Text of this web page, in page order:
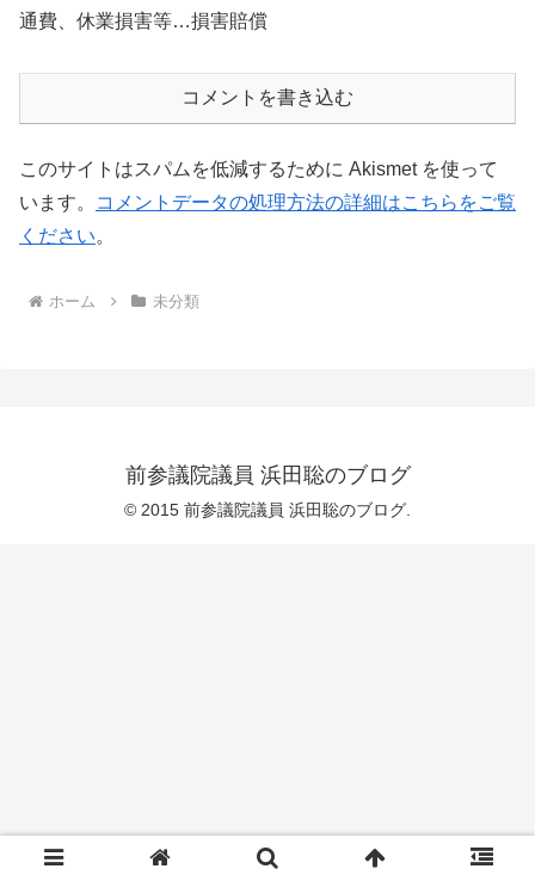
通費、休業損害等…損害賠償
コメントを書き込む
このサイトはスパムを低減するために Akismet を使って
います。
コメントデータの処理方法の詳細はこちらをご覧
ください。
ホーム 未分類
前参議院議員 浜田聡のブログ
© 2015 前参議院議員 浜田聡のブログ.